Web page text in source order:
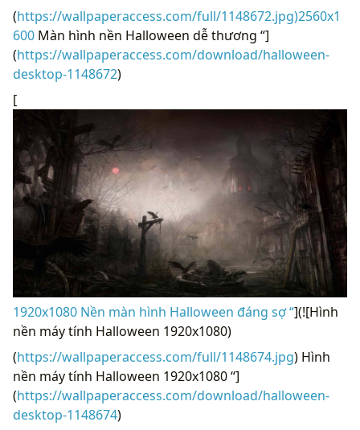
(https://wallpaperaccess.com/full/1148672.jpg)2560x1
600 Màn hình nền Halloween dễ thương “]
(https://wallpaperaccess.com/download/halloween-
desktop-1148672)
[
1920x1080 Nền màn hình Halloween đáng sợ “](![Hình
nền máy tính Halloween 1920x1080)
(https://wallpaperaccess.com/full/1148674.jpg) Hình
nền máy tính Halloween 1920x1080 “]
(https://wallpaperaccess.com/download/halloween-
desktop-1148674)